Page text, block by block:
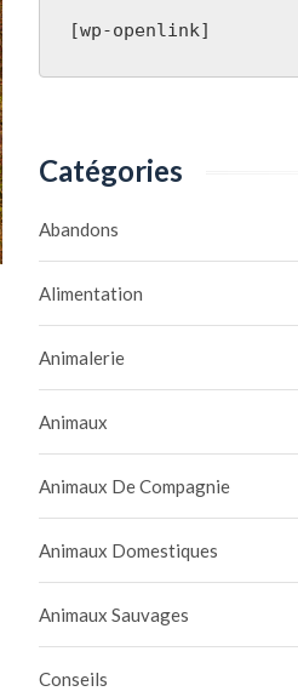
[wp-openlink]
Catégories
Abandons
Alimentation
Animalerie
Animaux
Animaux De Compagnie
Animaux Domestiques
Animaux Sauvages
Conseils